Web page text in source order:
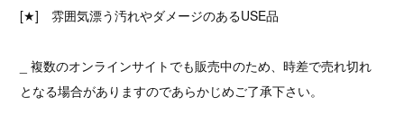
[★] 雰囲気漂う汚れやダメージのあるUSE品
_ 複数のオンラインサイトでも販売中のため、時差で売れ切れ
となる場合がありますのであらかじめご了承下さい。